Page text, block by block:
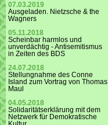
07.03.2019
Ausgeladen. Nietzsche & the
Wagners
05.11.2018
Scheinbar harmlos und
unverdächtig - Antisemitismus
in Zeiten des BDS
24.07.2018
Stellungnahme des Conne
Island zum Vortrag von Thomas
Maul
04.05.2018
Solidaritätserklärung mit dem
Netzwerk für Demokratische